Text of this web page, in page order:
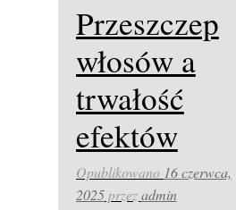
Przeszczep
włosów a
trwałość
efektów
Opublikowano 16 czerwca,
2025przezadmin